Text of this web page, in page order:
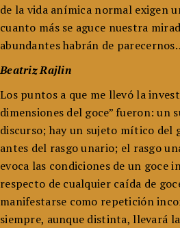
de la vida anímica normal exigen
cuanto más se aguce nuestra
abundantes habrán de
Beatriz Rajlin
Los puntos a que me llevó la
dimensiones del goce” fueron: un
discurso; hay un sujeto mítico del
antes del rasgo unario; el rasgo
evoca las condiciones de un goce
respecto de cualquier caída de
manifestarse como repetición
siempre, aunque distinta, llevará